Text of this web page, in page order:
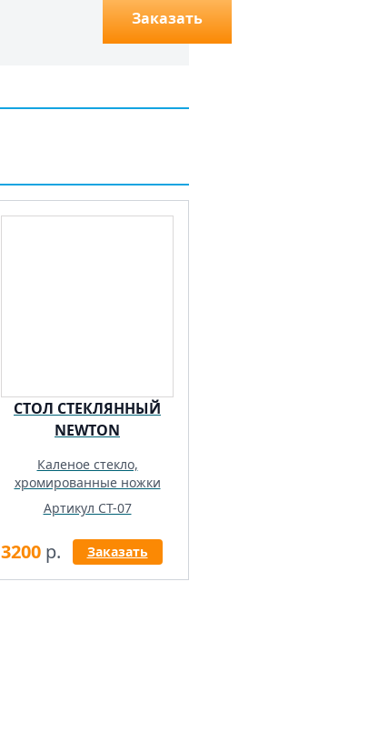
Заказать
СТОЛ СТЕКЛЯННЫЙ
NEWTON
Каленое стекло,
хромированные ножки
Артикул СТ-07
3200 р. Заказать